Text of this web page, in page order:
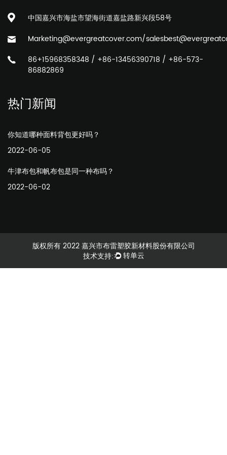
中国嘉兴市海盐市望海街道嘉盐路新兴段58号
Marketing@evergreatcover.com/
86+15968358348 / +86-13456390718 / +86-573-
86882869
热门新闻
你知道哪种面料背包更好吗？
2022-06-05
牛津布包和帆布包是同一种布吗？
2022-06-02
版权所有 2022 嘉兴市布雷塑胶新材料股份有限公司